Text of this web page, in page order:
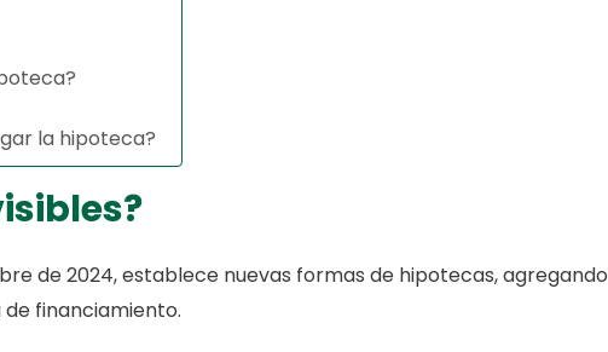
la hipoteca?
de 2024, establece nuevas formas de hipotecas, agregando
financiamiento.